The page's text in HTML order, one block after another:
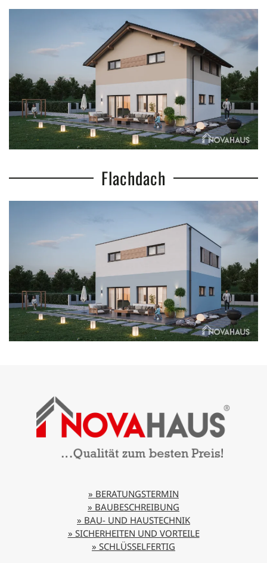
Flachdach
» BERATUNGSTERMIN
» BAUBESCHREIBUNG
» BAU- UND HAUSTECHNIK
» SICHERHEITEN UND VORTEILE
» SCHLÜSSELFERTIG